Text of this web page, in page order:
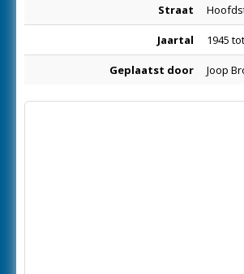
Straat
Jaartal 1945
Geplaatst door Joop